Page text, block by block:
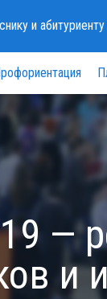
и абитуриенту
—
и